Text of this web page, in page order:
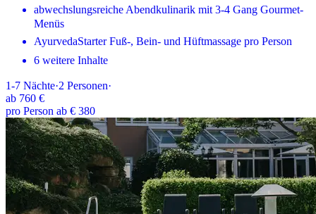
abwechslungsreiche Abendkulinarik mit 3-4 Gang Gourmet-
Menüs
AyurvedaStarter Fuß-, Bein- und Hüftmassage pro Person
6 weitere Inhalte
1-7 Nächte·2 Personen·
ab 760 €
pro Person ab € 380